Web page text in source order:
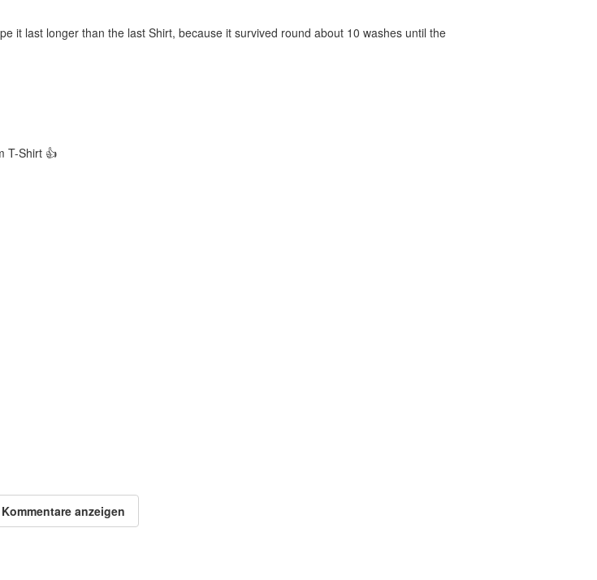
it last longer than the last Shirt, because it survived round about 10 washes until the
T-Shirt 👍
anzeigen